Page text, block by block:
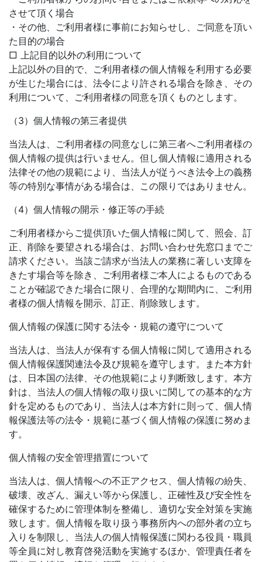
させて頂く場合
・その他、ご利用者様に事前にお知らせし、ご同意を頂い
た目的の場合
□ 上記目的以外の利用について
上記以外の目的で、ご利用者様の個人情報を利用する必要
が生じた場合には、法令により許される場合を除き、その
利用について、ご利用者様の同意を頂くものとします。
（3）個人情報の第三者提供
当法人は、ご利用者様の同意なしに第三者へご利用者様の
個人情報の提供は行いません。但し個人情報に適用される
法律その他の規範により、当法人が従うべき法令上の義務
等の特別な事情がある場合は、この限りではありません。
（4）個人情報の開示・修正等の手続
ご利用者様からご提供頂いた個人情報に関して、照会、訂
正、削除を要望される場合は、お問い合わせ先窓口までご
請求ください。当該ご請求が当法人の業務に著しい支障を
きたす場合等を除き、ご利用者様ご本人によるものである
ことが確認できた場合に限り、合理的な期間内に、ご利用
者様の個人情報を開示、訂正、削除致します。
個人情報の保護に関する法令・規範の遵守について
当法人は、当法人が保有する個人情報に関して適用される
個人情報保護関連法令及び規範を遵守します。また本方針
は、日本国の法律、その他規範により判断致します。本方
針は、当法人の個人情報の取り扱いに関しての基本的な方
針を定めるものであり、当法人は本方針に則って、個人情
報保護法等の法令・規範に基づく個人情報の保護に努めま
す。
個人情報の安全管理措置について
当法人は、個人情報への不正アクセス、個人情報の紛失、
破壊、改ざん、漏えい等から保護し、正確性及び安全性を
確保するために管理体制を整備し、適切な安全対策を実施
致します。個人情報を取り扱う事務所内への部外者の立ち
入りを制限し、当法人の個人情報保護に関わる役員・職員
等全員に対し教育啓発活動を実施するほか、管理責任者を